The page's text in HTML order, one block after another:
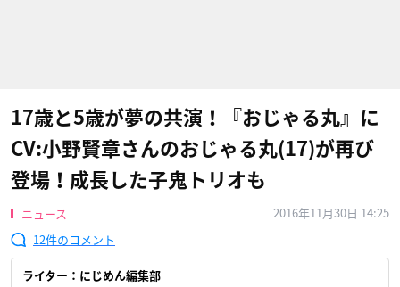
17歳と5歳が夢の共演！『おじゃる丸』に
CV:小野賢章さんのおじゃる丸(17)が再び
登場！成長した子鬼トリオも
ニュース
2016年11月30日 14:25
12
ライター：にじめん編集部